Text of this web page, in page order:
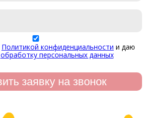
Политикой конфиденциальности и даю
обработку персональных данных